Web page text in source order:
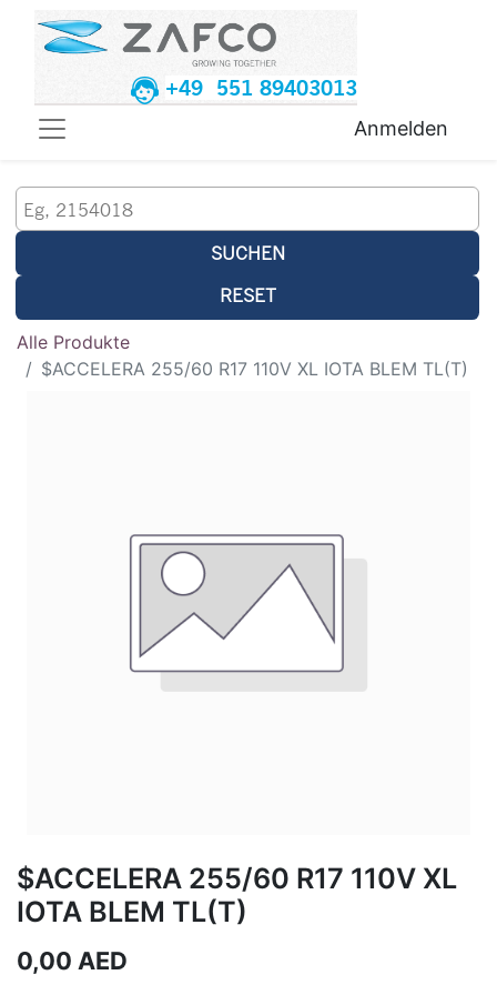
+49 551 89403013
Anmelden
SUCHEN
RESET
Alle Produkte
$ACCELERA 255/60 R17 110V XL IOTA BLEM TL(T)
$ACCELERA 255/60 R17 110V XL
IOTA BLEM TL(T)
0,00 AED